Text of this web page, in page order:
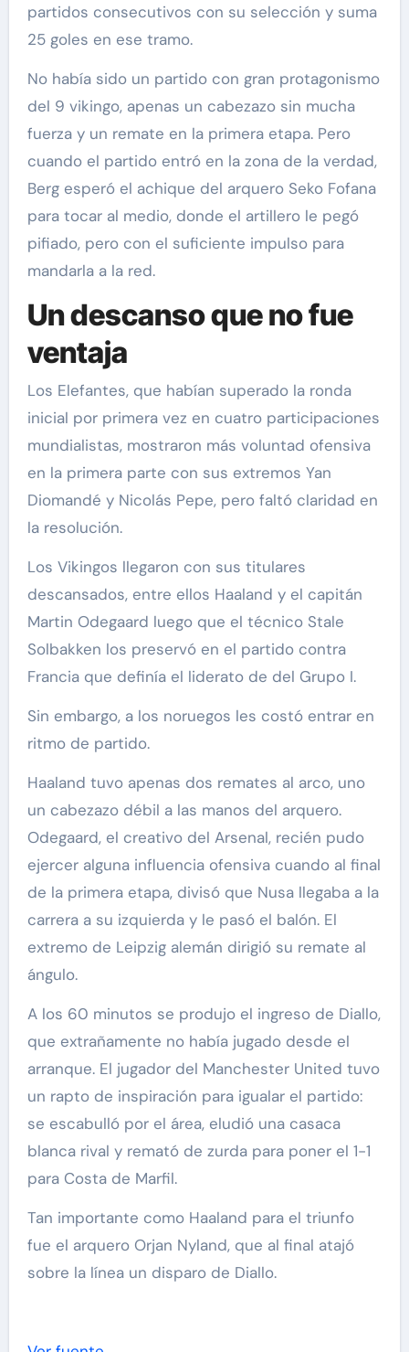
partidos consecutivos con su selección y suma
25 goles en ese tramo.
No había sido un partido con gran protagonismo
del 9 vikingo, apenas un cabezazo sin mucha
fuerza y un remate en la primera etapa. Pero
cuando el partido entró en la zona de la verdad,
Berg esperó el achique del arquero Seko Fofana
para tocar al medio, donde el artillero le pegó
pifiado, pero con el suficiente impulso para
mandarla a la red.
Un descanso que no fue
ventaja
Los Elefantes, que habían superado la ronda
inicial por primera vez en cuatro participaciones
mundialistas, mostraron más voluntad ofensiva
en la primera parte con sus extremos Yan
Diomandé y Nicolás Pepe, pero faltó claridad en
la resolución.
Los Vikingos llegaron con sus titulares
descansados, entre ellos Haaland y el capitán
Martin Odegaard luego que el técnico Stale
Solbakken los preservó en el partido contra
Francia que definía el liderato de del Grupo I.
Sin embargo, a los noruegos les costó entrar en
ritmo de partido.
Haaland tuvo apenas dos remates al arco, uno
un cabezazo débil a las manos del arquero.
Odegaard, el creativo del Arsenal, recién pudo
ejercer alguna influencia ofensiva cuando al final
de la primera etapa, divisó que Nusa llegaba a la
carrera a su izquierda y le pasó el balón. El
extremo de Leipzig alemán dirigió su remate al
ángulo.
A los 60 minutos se produjo el ingreso de Diallo,
que extrañamente no había jugado desde el
arranque. El jugador del Manchester United tuvo
un rapto de inspiración para igualar el partido:
se escabulló por el área, eludió una casaca
blanca rival y remató de zurda para poner el 1-1
para Costa de Marfil.
Tan importante como Haaland para el triunfo
fue el arquero Orjan Nyland, que al final atajó
sobre la línea un disparo de Diallo.